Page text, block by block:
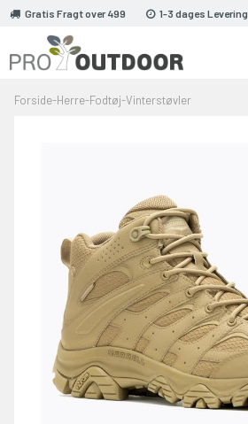
Gratis Fragt over 499 1-3 dages Levering
Forside-Herre-Fodtøj-Vinterstøvler